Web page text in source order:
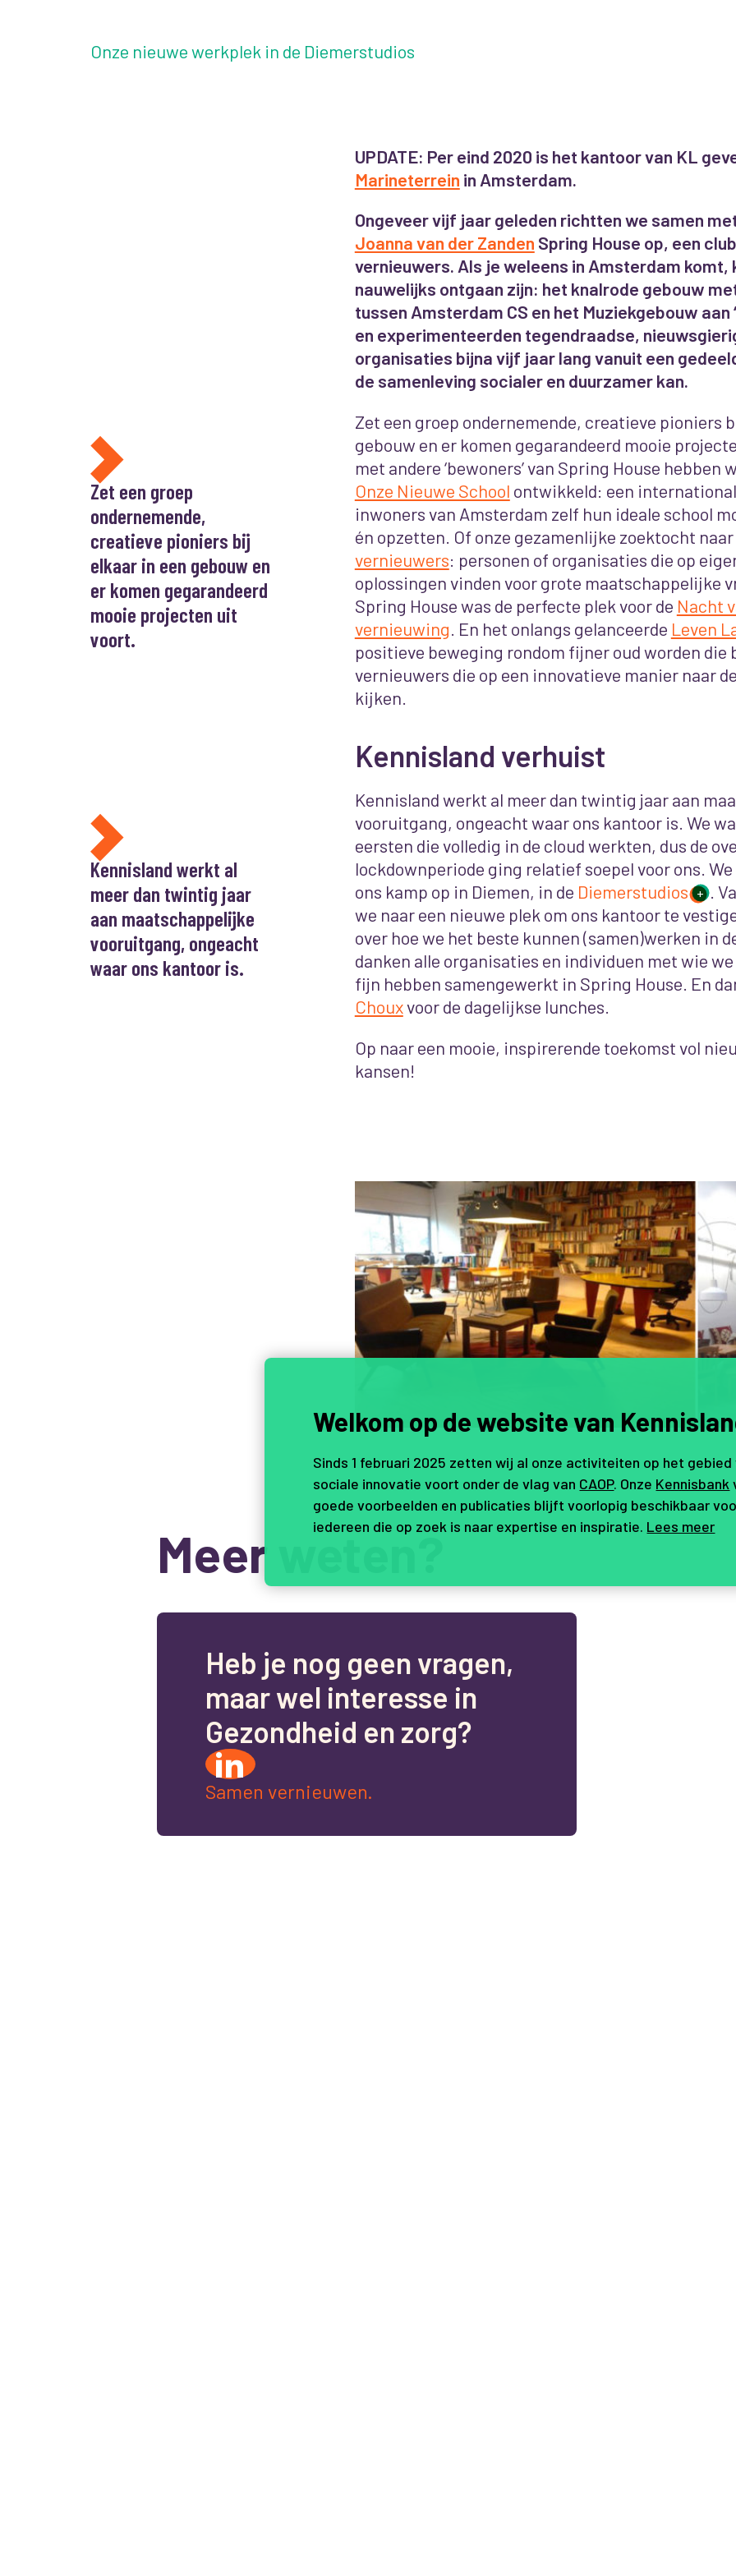
Onze nieuwe werkplek in de Diemerstudios
UPDATE: Per eind 2020 is het kantoor van KL
Marineterrein in Amsterdam.
Ongeveer vijf jaar geleden richtten we samen
Joanna van der Zanden Spring House op, een
vernieuwers. Als je weleens in Amsterdam komt,
nauwelijks ontgaan zijn: het knalrode gebouw
tussen Amsterdam CS en het Muziekgebouw aan
en experimenteerden tegendraadse,
organisaties bijna vijf jaar lang vanuit een
de samenleving socialer en duurzamer kan.
Zet een groep ondernemende, creatieve pioniers
gebouw en er komen gegarandeerd mooie
met andere ‘bewoners’ van Spring House hebben
Onze Nieuwe School ontwikkeld: een
inwoners van Amsterdam zelf hun ideale school
én opzetten. Of onze gezamenlijke zoektocht naar
vernieuwers: personen of organisaties die op
oplossingen vinden voor grote maatschappelijke
Spring House was de perfecte plek voor de Nacht
vernieuwing. En het onlangs gelanceerde Leven
positieve beweging rondom fijner oud worden die
vernieuwers die op een innovatieve manier naar
kijken.
Kennisland verhuist
Kennisland werkt al meer dan twintig jaar aan
vooruitgang, ongeacht waar ons kantoor is. We
eersten die volledig in de cloud werkten, dus de
lockdownperiode ging relatief soepel voor ons.
ons kamp op in Diemen, in de Diemerstudios +
.
we naar een nieuwe plek om ons kantoor te
over hoe we het beste kunnen (samen)werken in
danken alle organisaties en individuen met wie
fijn hebben samengewerkt in Spring House. En
Chouxvoor de dagelijkse lunches.
Op naar een mooie, inspirerende toekomst vol
kansen!
Zet een groep
ondernemende,
creatieve pioniers bij
elkaar in een gebouw en
er komen gegarandeerd
mooie projecten uit
voort.
Kennisland werkt al
meer dan twintig jaar
aan maatschappelijke
vooruitgang, ongeacht
waar ons kantoor is.
Meer weten?
Heb je nog geen vragen,
maarwel interesse in
Gezondheid en zorg?
Samen vernieuwen.
Welkom op de website van
Sinds 1 februari 2025 zetten wij al onze activiteiten op het gebied
sociale innovatie voort onder de vlag van CAOP. Onze Kennisbank
goede voorbeelden en publicaties blijft voorlopig beschikbaar
iedereen die op zoek is naar expertise en inspiratie. Lees meer